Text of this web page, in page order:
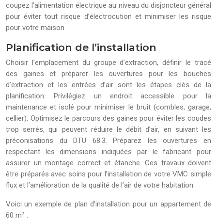
coupez l’alimentation électrique au niveau du disjoncteur général
pour éviter tout risque d’électrocution et minimiser les risque
pour votre maison.
Planification de l’installation
Choisir l’emplacement du groupe d’extraction, définir le tracé
des gaines et préparer les ouvertures pour les bouches
d’extraction et les entrées d’air sont les étapes clés de la
planification. Privilégiez un endroit accessible pour la
maintenance et isolé pour minimiser le bruit (combles, garage,
cellier). Optimisez le parcours des gaines pour éviter les coudes
trop serrés, qui peuvent réduire le débit d’air, en suivant les
préconisations du DTU 68.3. Préparez les ouvertures en
respectant les dimensions indiquées par le fabricant pour
assurer un montage correct et étanche. Ces travaux doivent
être préparés avec soins pour l’installation de votre VMC simple
flux et l’amélioration de la qualité de l’air de votre habitation.
Voici un exemple de plan d’installation pour un appartement de
60 m² :